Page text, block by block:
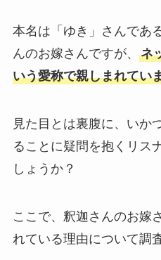
本名は「ゆき」さんであ
んのお嫁さんですが、 ネ
いう愛称で親しまれてい
見た目とは裏腹に、いか
ることに疑問を抱くリス
しょうか？
ここで、釈迦さんのお嫁
れている理由について調